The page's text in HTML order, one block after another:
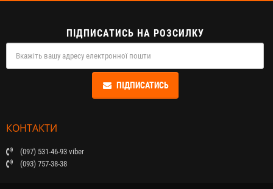
ПІДПИСАТИСЬ НА РОЗСИЛКУ
ПІДПИСАТИСЬ
КОНТАКТИ
(097) 531-46-93 viber
(093) 757-38-38